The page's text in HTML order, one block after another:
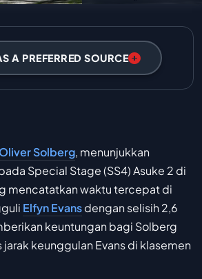
A PREFERRED SOURCE
Oliver Solberg, menunjukkan
Special Stage (SS4) Asuke 2 di
mencatatkan waktu tercepat di
Elfyn Evansdengan selisih 2,6
keuntungan bagi Solberg
keunggulan Evans di klasemen